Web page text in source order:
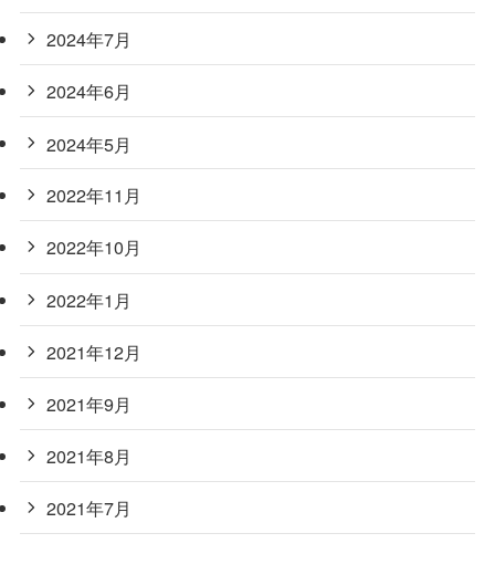
2024年7月
2024年6月
2024年5月
2022年11月
2022年10月
2022年1月
2021年12月
2021年9月
2021年8月
2021年7月